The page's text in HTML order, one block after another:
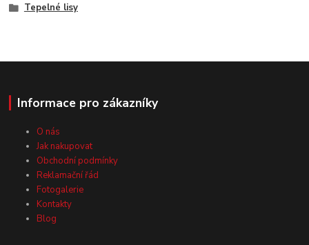
Tepelné lisy
Informace pro zákazníky
O nás
Jak nakupovat
Obchodní podmínky
Reklamační řád
Fotogalerie
Kontakty
Blog